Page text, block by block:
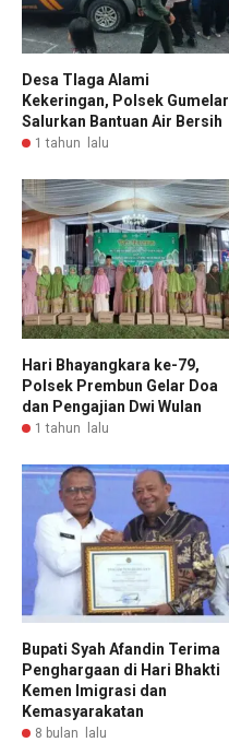
Desa Tlaga Alami
Kekeringan, Polsek Gumelar
Salurkan Bantuan Air Bersih
1 tahun lalu
Hari Bhayangkara ke-79,
Polsek Prembun Gelar Doa
dan Pengajian Dwi Wulan
1 tahun lalu
Bupati Syah Afandin Terima
Penghargaan di Hari Bhakti
Kemen Imigrasi dan
Kemasyarakatan
8 bulan lalu